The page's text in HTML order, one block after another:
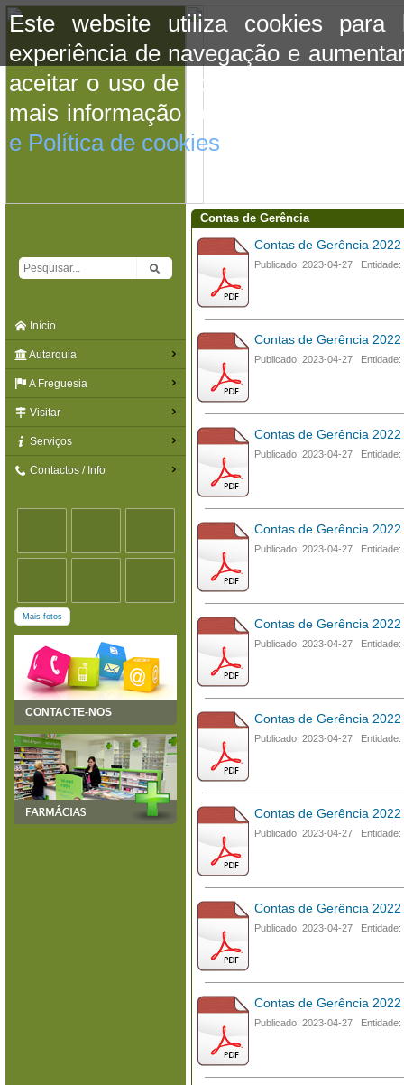
Este website utiliza cookies para
experiência de navegação e
aceitar o uso de cookies basta
mais informação consulte a
e Política de cookies
Início
Autarquia
A Freguesia
Visitar
Serviços
Contactos / Info
Mais fotos
CONTACTE-NOS
Contas de Gerência
Contas de Gerência
Publicado: 2023-04-27
Contas de Gerência
Publicado: 2023-04-27
Contas de Gerência
Publicado: 2023-04-27
Contas de Gerência
Publicado: 2023-04-27
Contas de Gerência
Publicado: 2023-04-27
Contas de Gerência
Publicado: 2023-04-27
Contas de Gerência
Publicado: 2023-04-27
Contas de Gerência
Publicado: 2023-04-27
Contas de Gerência
Publicado: 2023-04-27